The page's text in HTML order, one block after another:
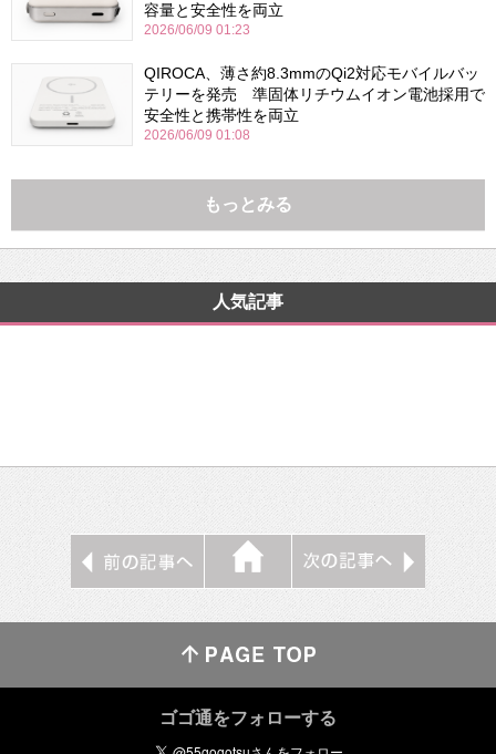
容量と安全性を両立
2026/06/09 01:23
QIROCA、薄さ約8.3mmのQi2対応モバイルバッ
テリーを発売 準固体リチウムイオン電池採用で
安全性と携帯性を両立
2026/06/09 01:08
もっとみる
人気記事
ゴゴ通をフォローする